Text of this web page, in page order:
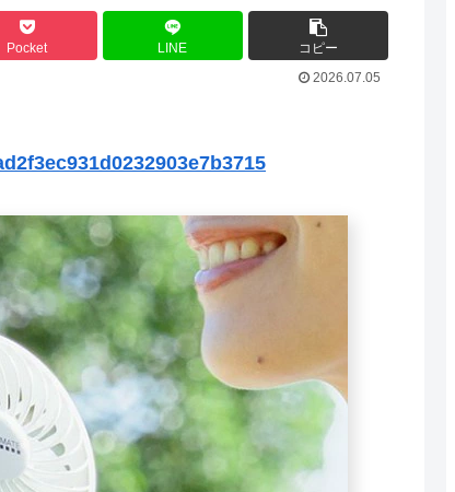
Pocket LINE
コピー
2026.07.05